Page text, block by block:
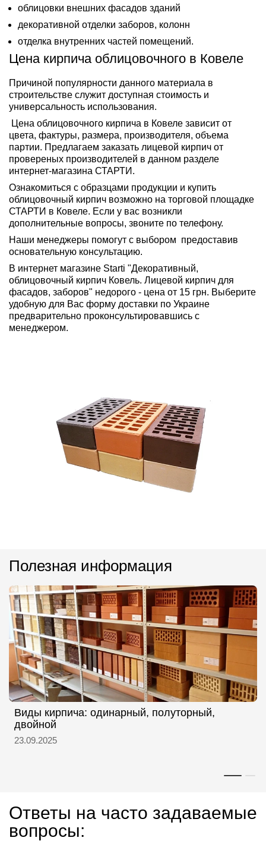
облицовки внешних фасадов зданий
декоративной отделки заборов, колонн
отделка внутренних частей помещений.
Цена кирпича облицовочного в Ковеле
Причиной популярности данного материала в
строительстве служит доступная стоимость и
универсальность использования.
Цена облицовочного кирпича в Ковеле зависит от
цвета, фактуры, размера, производителя, объема
партии. Предлагаем заказать лицевой кирпич от
провереных производителей в данном разделе
интернет-магазина СТАРТИ.
Ознакомиться с образцами продукции и купить
облицовочный кирпич возможно на торговой площадке
СТАРТИ в Ковеле. Если у вас возникли
дополнительные вопросы, звоните по телефону.
Наши менеджеры помогут с выбором предоставив
основательную консультацию.
В интернет магазине Starti "Декоративный,
облицовочный кирпич Ковель. Лицевой кирпич для
фасадов, заборов" недорого - цена от 15 грн. Выберите
удобную для Вас форму доставки по Украине
предварительно проконсультировавшись с
менеджером.
Полезная информация
Виды кирпича: одинарный, полуторный,
двойной
23.09.2025
Ответы на часто задаваемые
вопросы: